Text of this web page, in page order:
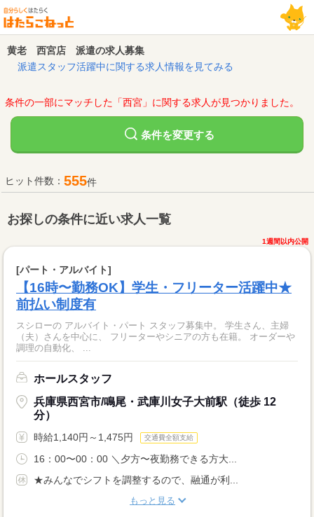
黄老 西宮店 派遣の求人募集
派遣スタッフ活躍中に関する求人情報を見てみる
条件の一部にマッチした「西宮」に関する求人が見つかりました。
条件を変更する
ヒット件数： 555件
お探しの条件に近い求人一覧
1週間以内公開
[パート・アルバイト]
【16時〜勤務OK】学生・フリーター活躍中★
前払い制度有
スシローの アルバイト・パート スタッフ募集中。 学生さん、主婦
（夫）さんを中心に、 フリーターやシニアの方も在籍。 オーダーや
調理の自動化、 ...
ホールスタッフ
兵庫県西宮市/鳴尾・武庫川女子大前駅（徒歩 12
分）
時給1,140円～1,475円 交通費全額支給
16：00〜00：00 ＼夕方〜夜勤務できる方大...
★みんなでシフトを調整するので、融通が利...
もっと見る